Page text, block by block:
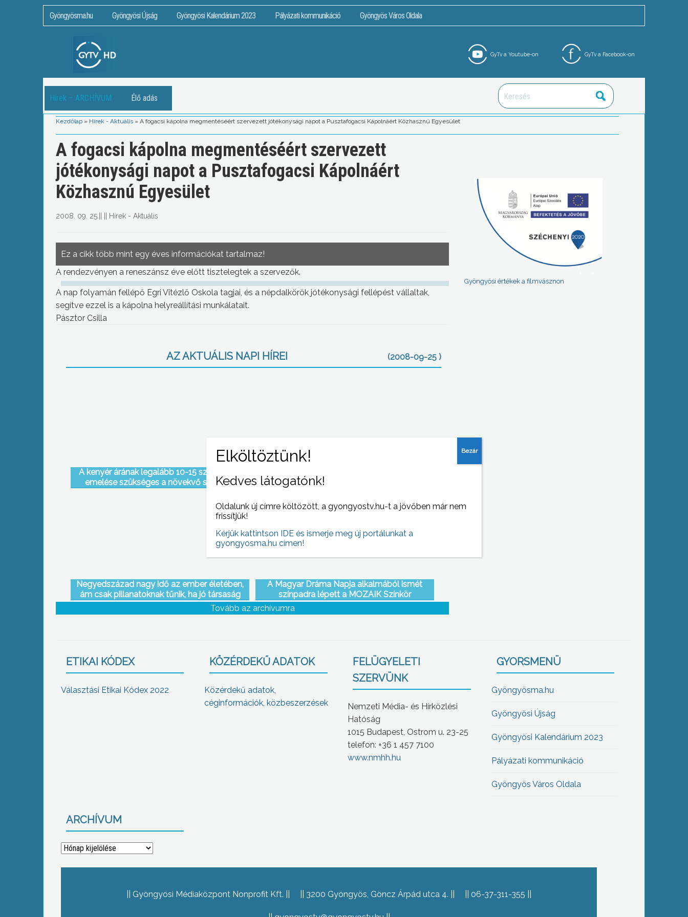
Gyöngyösma.hu Gyöngyösi Újság Gyöngyösi Kalendárium 2023 Pályázati kommunikáció Gyöngyös Város Oldala
GyTv a Facebook-on
GyTv a Youtube-on
Hírek – ARCHÍVUM Élő adás
Kezdőlap » Hírek - Aktuális » A fogacsi kápolna megmentéséért szervezett jótékonysági napot a Pusztafogacsi Kápolnáért Közhasznú Egyesület
A fogacsi kápolna megmentéséért szervezett
jótékonysági napot a Pusztafogacsi Kápolnáért
Közhasznú Egyesület
2008. 09. 25. Hírek - Aktuális
Ez a cikk több mint egy éves információkat tartalmaz!
A rendezvényen a reneszánsz éve előtt tisztelegtek a szervezők.
A nap folyamán fellépő Egri Vitézlő Oskola tagjai, és a népdalkörök jótékonysági fellépést vállaltak,
segítve ezzel is a kápolna helyreállítási munkálatait.
Pásztor Csilla
AZ AKTUÁLIS NAPI HÍREI (2008-09-25 )
A kenyér árának legalább 10-15 százalékos
emelése szükséges a növekvő sütőipari
szezon a Mátrában
Negyedszázad nagy idő az ember életében,
ám csak pillanatoknak tűnik, ha jó társaság
veszi körül
A Magyar Dráma Napja alkalmából ismét
színpadra lépett a MOZAIK Színkör
Tovább az archívumra
Gyöngyösi értékek a filmvásznon
ETIKAI KÓDEX
Választási Etikai Kódex 2022
KÖZÉRDEKŰ ADATOK
Közérdekű adatok,
céginformációk, közbeszerzések
FELÜGYELETI
SZERVÜNK
Nemzeti Média- és Hírközlési
Hatóság
1015 Budapest, Ostrom u. 23-25
telefon: +36 1 457 7100
www.nmhh.hu
GYORSMENÜ
Gyöngyösma.hu
Gyöngyösi Újság
Gyöngyösi Kalendárium 2023
Pályázati kommunikáció
Gyöngyös Város Oldala
ARCHÍVUM
Archívum
Gyöngyösi Médiaközpont Nonprofit Kft. 3200 Gyöngyös, Göncz Árpád utca 4. 06-37-311-355
Kedves látogatónk!
Oldalunk új címre költözött, a gyongyostv.hu-t a jövőben már nem
frissítjük!
Kérjük kattintson IDE és ismerje meg új portálunkat a
gyongyosma.hu címen!